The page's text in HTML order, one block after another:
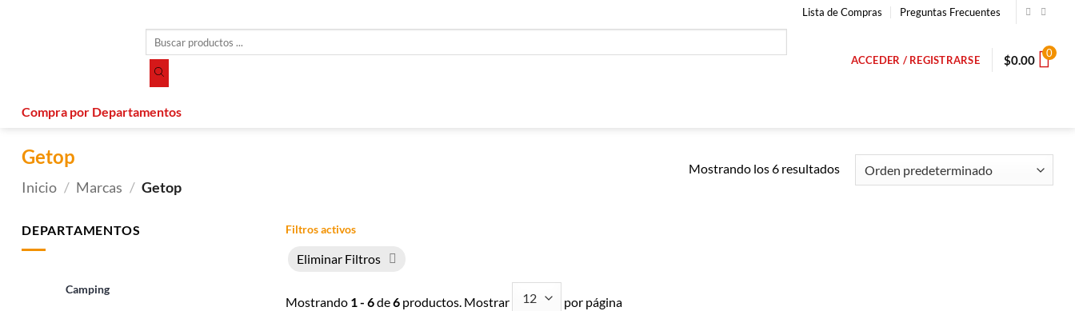
Lista de Compras Preguntas Frecuentes
productos
ACCEDER / REGISTRARSE $0.00 0
Compra por Departamentos
Getop
Inicio / Marcas / Getop
Mostrando los 6 resultados
DEPARTAMENTOS
Camping
Filtros activos
Eliminar Filtros
Mostrando 1 - 6de6 productos. Mostrar por página